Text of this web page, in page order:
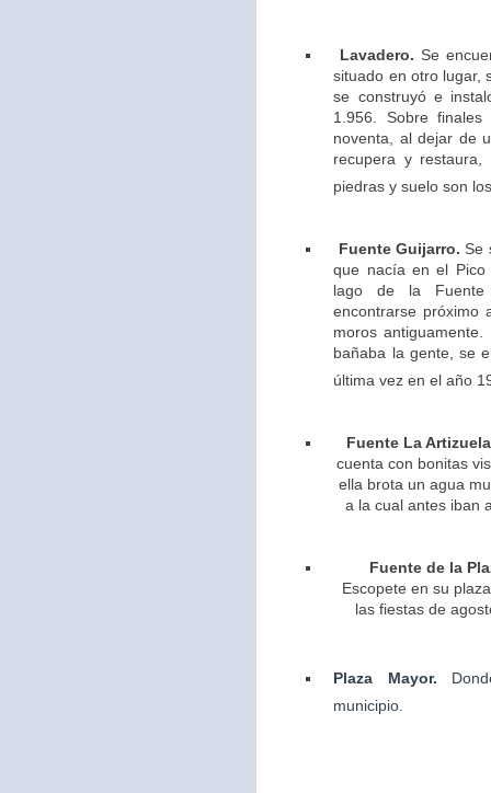
Lavadero. Se
situado en otro lugar,
se construyó e
1.956. Sobre
noventa, al dejar de
recupera y restaura,
piedras y suelo son
Fuente Guijarro. Se
que nacía en el
lago de la
encontrarse próximo
moros
bañaba la gente, se
última vez en el año
Fuente La
cuenta con bonitas
ella brota un agua
a la cual antes iban
Fuente de la
Escopete en su
las fiestas de
Plaza Mayor.
municipio.